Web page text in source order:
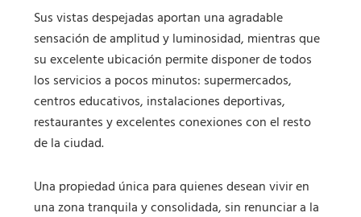
Sus vistas despejadas aportan una agradable
sensación de amplitud y luminosidad, mientras que
su excelente ubicación permite disponer de todos
los servicios a pocos minutos: supermercados,
centros educativos, instalaciones deportivas,
restaurantes y excelentes conexiones con el resto
de la ciudad.
Una propiedad única para quienes desean vivir en
una zona tranquila y consolidada, sin renunciar a la